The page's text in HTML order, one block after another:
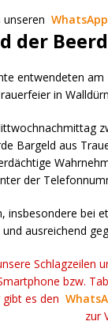
der
entwendeten
in
Bargeld aus
der
insbesondere bei
ausreichend
Schlagzeilen
bzw.
gibt es den
zur